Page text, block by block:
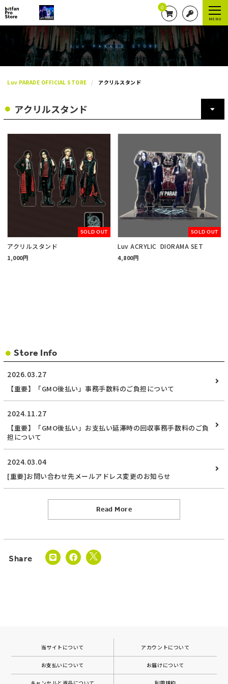
0
MENU
Luv PARADE OFFICIAL STORE アクリルスタンド
SOLD OUT
アクリルスタンド
1,000円
SOLD OUT
Luv ACRYLIC DIORAMA SET
4,800円
Store Info
2026.03.27
【重要】「GMO後払い」事務手数料のご負担について
2024.11.27
【重要】「GMO後払い」お支払い延滞時の回収事務手数料のご負
担について
2024.03.04
[重要]お問い合わせ先メールアドレス変更のお知らせ
Read More
当サイトについて アカウントについて
お支払いについて お届けについて